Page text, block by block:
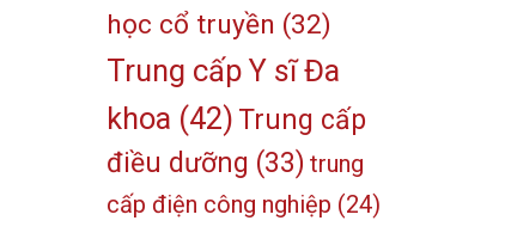
học cổ truyền (32)
Trung cấp Y sĩ Đa
khoa (42) Trung cấp
điều dưỡng (33) trung
cấp điện công nghiệp (24)